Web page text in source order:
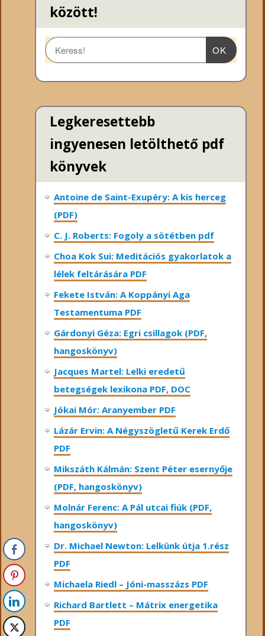
között!
OK
Legkeresettebb
ingyenesen letölthető pdf
könyvek
Antoine de Saint-Exupéry: A kis herceg
(PDF)
C. J. Roberts: Fogoly a sötétben pdf
Choa Kok Sui: Meditációs gyakorlatok a
lélek feltárására PDF
Fekete István: A Koppányi Aga
Testamentuma PDF
Gárdonyi Géza: Egri csillagok (PDF,
hangoskönyv)
Jacques Martel: Lelki eredetű
betegségek lexikona PDF, DOC
Jókai Mór: Aranyember PDF
Lázár Ervin: A Négyszögletű Kerek Erdő
PDF
Mikszáth Kálmán: Szent Péter esernyője
(PDF, hangoskönyv)
Molnár Ferenc: A Pál utcai fiúk (PDF,
hangoskönyv)
Dr. Michael Newton: Lelkünk útja 1.rész
PDF
Michaela Riedl – Jóni-masszázs PDF
Richard Bartlett – Mátrix energetika
PDF